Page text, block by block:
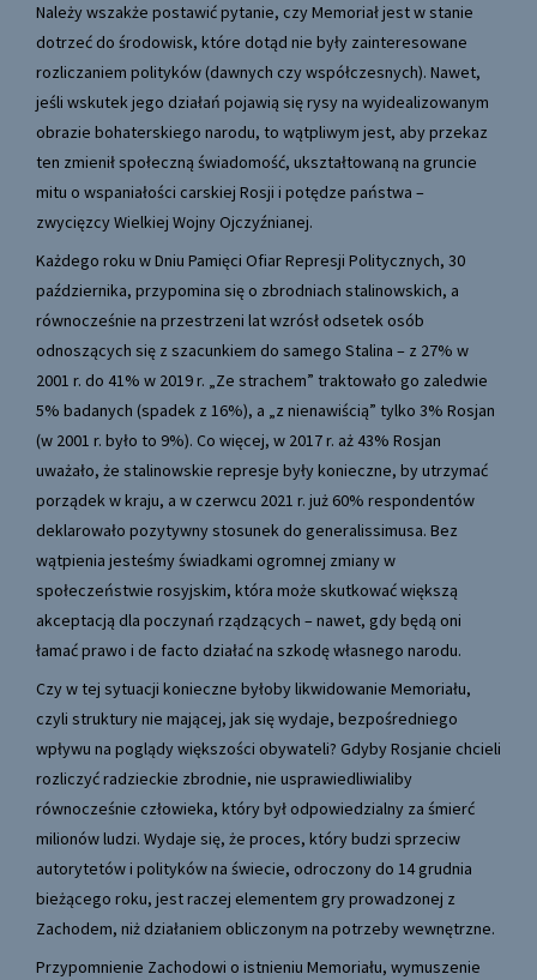
Należy wszakże postawić pytanie, czy Memoriał jest w stanie
dotrzeć do środowisk, które dotąd nie były zainteresowane
rozliczaniem polityków (dawnych czy współczesnych). Nawet,
jeśli wskutek jego działań pojawią się rysy na wyidealizowanym
obrazie bohaterskiego narodu, to wątpliwym jest, aby przekaz
ten zmienił społeczną świadomość, ukształtowaną na gruncie
mitu o wspaniałości carskiej Rosji i potędze państwa –
zwycięzcy Wielkiej Wojny Ojczyźnianej.
Każdego roku w Dniu Pamięci Ofiar Represji Politycznych, 30
października, przypomina się o zbrodniach stalinowskich, a
równocześnie na przestrzeni lat wzrósł odsetek osób
odnoszących się z szacunkiem do samego Stalina – z 27% w
2001 r. do 41% w 2019 r. „Ze strachem” traktowało go zaledwie
5% badanych (spadek z 16%), a „z nienawiścią” tylko 3% Rosjan
(w 2001 r. było to 9%). Co więcej, w 2017 r. aż 43% Rosjan
uważało, że stalinowskie represje były konieczne, by utrzymać
porządek w kraju, a w czerwcu 2021 r. już 60% respondentów
deklarowało pozytywny stosunek do generalissimusa. Bez
wątpienia jesteśmy świadkami ogromnej zmiany w
społeczeństwie rosyjskim, która może skutkować większą
akceptacją dla poczynań rządzących – nawet, gdy będą oni
łamać prawo i de facto działać na szkodę własnego narodu.
Czy w tej sytuacji konieczne byłoby likwidowanie Memoriału,
czyli struktury nie mającej, jak się wydaje, bezpośredniego
wpływu na poglądy większości obywateli? Gdyby Rosjanie chcieli
rozliczyć radzieckie zbrodnie, nie usprawiedliwialiby
równocześnie człowieka, który był odpowiedzialny za śmierć
milionów ludzi. Wydaje się, że proces, który budzi sprzeciw
autorytetów i polityków na świecie, odroczony do 14 grudnia
bieżącego roku, jest raczej elementem gry prowadzonej z
Zachodem, niż działaniem obliczonym na potrzeby wewnętrzne.
Przypomnienie Zachodowi o istnieniu Memoriału, wymuszenie